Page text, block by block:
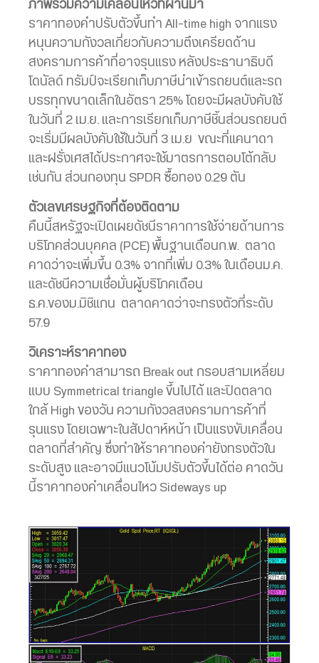
ภาพรวมความเคลื่อนไหวที่ผ่านมา
ราคาทองคำปรับตัวขึ้นทำ All-time high จากแรง
หนุนความกังวลเกี่ยวกับความตึงเครียดด้าน
สงครามการค้าที่อาจรุนแรง หลังประธานาธิบดี
โดนัลด์ ทรัมป์จะเรียกเก็บภาษีนำเข้ารถยนต์และรถ
บรรทุกขนาดเล็กในอัตรา 25% โดยจะมีผลบังคับใช้
ในวันที่ 2 เม.ย. และการเรียกเก็บภาษีชิ้นส่วนรถยนต์
จะเริ่มมีผลบังคับใช้ในวันที่ 3 เม.ย ขณะที่แคนาดา
และฝรั่งเศสได้ประกาศจะใช้มาตรการตอบโต้กลับ
เช่นกัน ส่วนกองทุน SPDR ซื้อทอง 0.29 ตัน
ตัวเลขเศรษฐกิจที่ต้องติดตาม
คืนนี้สหรัฐจะเปิดเผยดัชนีราคาการใช้จ่ายด้านการ
บริโภคส่วนบุคคล (PCE) พื้นฐานเดือนก.พ. ตลาด
คาดว่าจะเพิ่มขึ้น 0.3% จากที่เพิ่ม 0.3% ในเดือนม.ค.
และดัชนีความเชื่อมั่นผู้บริโภคเดือน
ธ.ค.ของม.มิชิแกน ตลาดคาดว่าจะทรงตัวที่ระดับ
57.9
วิเคราะห์ราคาทอง
ราคาทองคำสามารถ Break out กรอบสามเหลี่ยม
แบบ Symmetrical triangle ขึ้นไปได้ และปิดตลาด
ใกล้ High ของวัน ความกังวลสงครามการค้าที่
รุนแรง โดยเฉพาะในสัปดาห์หน้า เป็นแรงขับเคลื่อน
ตลาดที่สำคัญ ซึ่งทำให้ราคาทองคำยังทรงตัวใน
ระดับสูง และอาจมีแนวโน้มปรับตัวขึ้นได้ต่อ คาดวัน
นี้ราคาทองคำเคลื่อนไหว Sideways up